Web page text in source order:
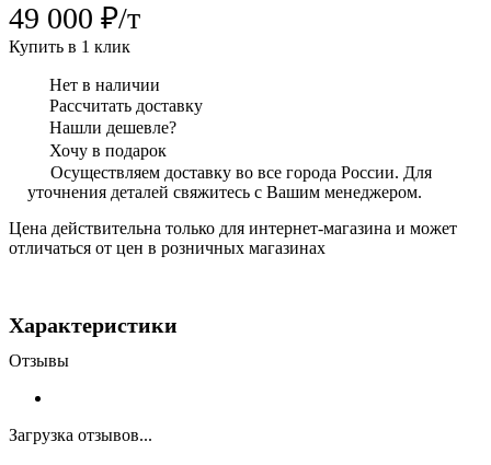
49 000 ₽/т
Купить в 1 клик
Нет в наличии
Рассчитать доставку
Нашли дешевле?
Хочу в подарок
Осуществляем доставку во все города России. Для
уточнения деталей свяжитесь с Вашим менеджером.
Цена действительна только для интернет-магазина и может
отличаться от цен в розничных магазинах
Характеристики
Отзывы
Загрузка отзывов...